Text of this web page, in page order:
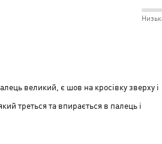
50%
великий, є шов на кросівку зверху і
треться та впирається в палець і